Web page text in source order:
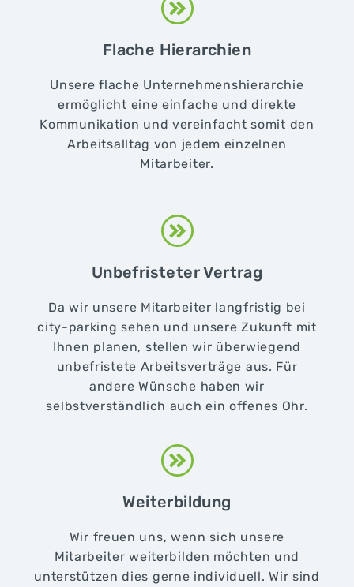
Flache Hierarchien
Unsere flache Unternehmenshierarchie
ermöglicht eine einfache und direkte
Kommunikation und vereinfacht somit den
Arbeitsalltag von jedem einzelnen
Mitarbeiter.
Unbefristeter Vertrag
Da wir unsere Mitarbeiter langfristig bei
city-parking sehen und unsere Zukunft mit
Ihnen planen, stellen wir überwiegend
unbefristete Arbeitsverträge aus. Für
andere Wünsche haben wir
selbstverständlich auch ein offenes Ohr.
Weiterbildung
Wir freuen uns, wenn sich unsere
Mitarbeiter weiterbilden möchten und
unterstützen dies gerne individuell. Wir sind